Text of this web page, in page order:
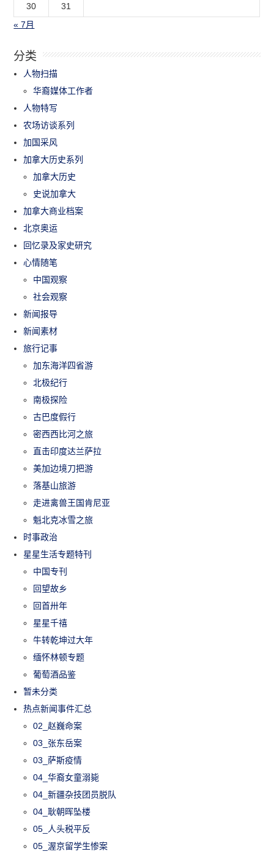
30
31
« 7月
分类
人物扫描
华裔媒体工作者
人物特写
农场访谈系列
加国采风
加拿大历史系列
加拿大历史
史说加拿大
加拿大商业档案
北京奥运
回忆录及家史研究
心情随笔
中国观察
社会观察
新闻报导
新闻素材
旅行记事
加东海洋四省游
北极纪行
南极探险
古巴度假行
密西西比河之旅
直击印度达兰萨拉
美加边境刀把游
落基山旅游
走进禽兽王国肯尼亚
魁北克冰雪之旅
时事政治
星星生活专题特刊
中国专刊
回望故乡
回首卅年
星星千禧
牛转乾坤过大年
缅怀林顿专题
葡萄酒品鉴
暂未分类
热点新闻事件汇总
02_赵巍命案
03_张东岳案
03_萨斯疫情
04_华裔女童溺毙
04_新疆杂技团员脱队
04_耿朝晖坠楼
05_人头税平反
05_渥京留学生惨案